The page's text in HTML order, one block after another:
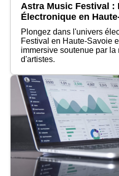
Astra Music Festival :
Électronique en
Plongez dans l'univers
Festival en Haute-Savoie
immersive soutenue par
d'artistes.